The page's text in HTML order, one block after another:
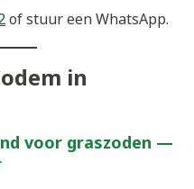
of stuur een WhatsApp.
in
voor graszoden —